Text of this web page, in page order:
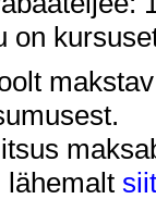
on
lähemalt siit